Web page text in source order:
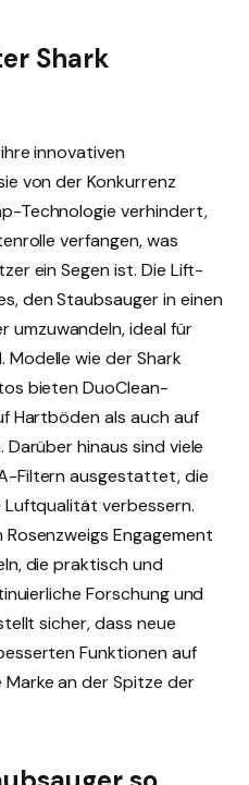
Shark
innovativen
von der Konkurrenz
Technologie verhindert,
verfangen, was
ein Segen ist. Die Lift-
den Staubsauger in einen
umzuwandeln, ideal für
wie der Shark
bieten DuoClean-
Hartböden als auch auf
hinaus sind viele
Filtern ausgestattet, die
Luftqualität verbessern.
Engagement
die praktisch und
Forschung und
sicher, dass neue
Funktionen auf
an der Spitze der